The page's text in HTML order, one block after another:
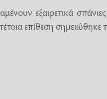
εξαιρετικά
επίθεση σημειώθηκε